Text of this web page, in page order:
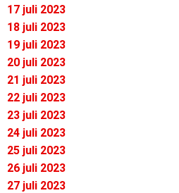
17 juli 2023
18 juli 2023
19 juli 2023
20 juli 2023
21 juli 2023
22 juli 2023
23 juli 2023
24 juli 2023
25 juli 2023
26 juli 2023
27 juli 2023